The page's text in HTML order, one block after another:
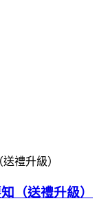
（送禮升級）